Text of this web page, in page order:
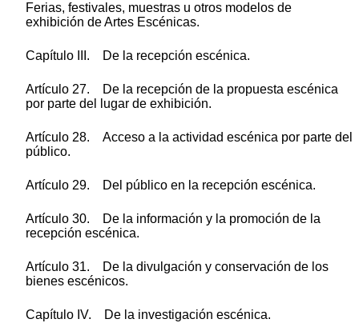
Ferias, festivales, muestras u otros modelos de
exhibición de Artes Escénicas.
Capítulo III. De la recepción escénica.
Artículo 27. De la recepción de la propuesta escénica
por parte del lugar de exhibición.
Artículo 28. Acceso a la actividad escénica por parte del
público.
Artículo 29. Del público en la recepción escénica.
Artículo 30. De la información y la promoción de la
recepción escénica.
Artículo 31. De la divulgación y conservación de los
bienes escénicos.
Capítulo IV. De la investigación escénica.